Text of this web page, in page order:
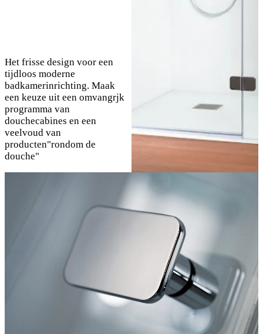
Het frisse design voor een
tijdloos moderne
badkamerinrichting. Maak
een keuze uit een omvangrjk
programma van
douchecabines en een
veelvoud van
producten"rondom de
douche"